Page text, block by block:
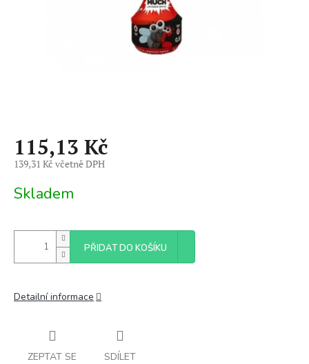
115,13 Kč
139,31 Kč včetně DPH
cena:
Skladem
PŘIDAT DO KOŠÍKU
Detailní informace
ZEPTAT SE SDÍLET